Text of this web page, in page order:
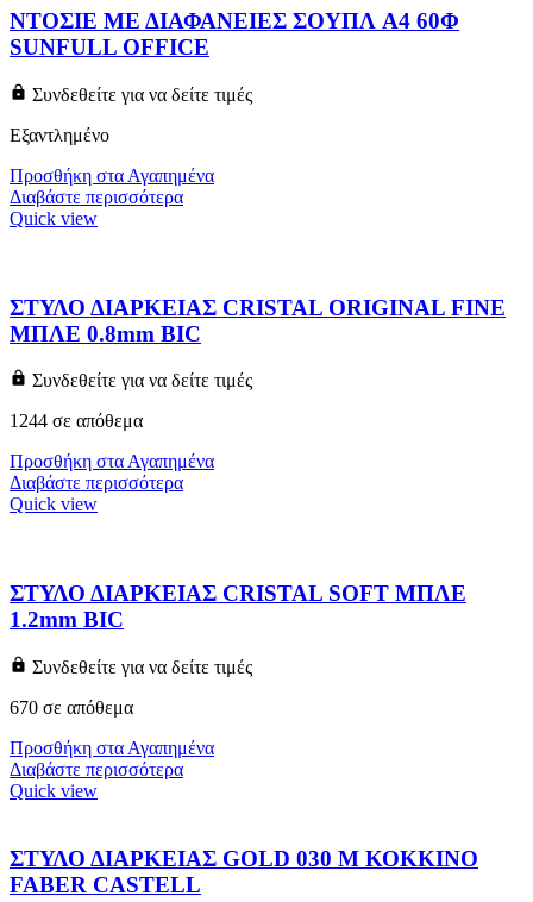
ΝΤΟΣΙΕ ΜΕ ΔΙΑΦΑΝΕΙΕΣ ΣΟΥΠΛ A4 60Φ
SUNFULL OFFICE
Συνδεθείτε για να δείτε τιμές
Εξαντλημένο
Προσθήκη στα Αγαπημένα
Διαβάστε περισσότερα
Quick view
ΣΤΥΛΟ ΔΙΑΡΚΕΙΑΣ CRISTAL ORIGINAL FINE
ΜΠΛΕ 0.8mm BIC
Συνδεθείτε για να δείτε τιμές
1244 σε απόθεμα
Προσθήκη στα Αγαπημένα
Διαβάστε περισσότερα
Quick view
ΣΤΥΛΟ ΔΙΑΡΚΕΙΑΣ CRISTAL SOFT ΜΠΛΕ
1.2mm BIC
Συνδεθείτε για να δείτε τιμές
670 σε απόθεμα
Προσθήκη στα Αγαπημένα
Διαβάστε περισσότερα
Quick view
ΣΤΥΛΟ ΔΙΑΡΚΕΙΑΣ GOLD 030 M ΚΟΚΚΙΝΟ
FABER CASTELL